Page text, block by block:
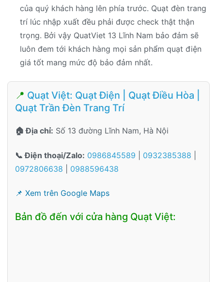
của quý khách hàng lên phía trước. Quạt đèn trang
trí lúc nhập xuất đều phải được check thật thận
trọng. Bởi vậy QuatViet 13 Lĩnh Nam bảo đảm sẽ
luôn đem tới khách hàng mọi sản phẩm quạt điện
giá tốt mang mức độ bảo đảm nhất.
📍 Quạt Việt: Quạt Điện | Quạt Điều Hòa |
Quạt Trần Đèn Trang Trí
🏠 Địa chỉ: Số 13 đường Lĩnh Nam, Hà Nội
📞 Điện thoại/Zalo: 0986845589 0932385388
0972806638
0988596438
📌 Xem trên Google Maps
Bản đồ đến với cửa hàng Quạt Việt: